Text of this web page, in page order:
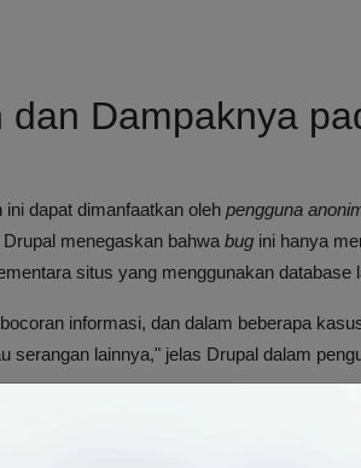
Dampaknya
dapat dimanfaatkan oleh pengguna
menegaskan bahwa bug ini hanya
situs yang menggunakan database
informasi, dan dalam beberapa
serangan lainnya," jelas Drupal dalam
akses tak terbatas ke